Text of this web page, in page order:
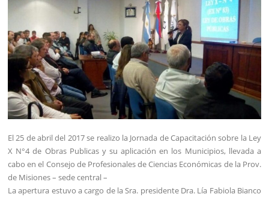
El 25 de abril del 2017 se realizo la Jornada de Capacitación sobre la Ley
X N°4 de Obras Publicas y su aplicación en los Municipios, llevada a
cabo en el Consejo de Profesionales de Ciencias Económicas de la Prov.
de Misiones – sede central –
La apertura estuvo a cargo de la Sra. presidente Dra. Lía Fabiola Bianco